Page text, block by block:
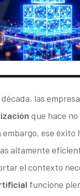
las
que hace
ese éxito
altamente
el contexto
funcione